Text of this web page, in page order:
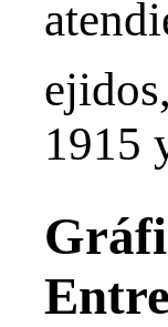
ejidos,
1915